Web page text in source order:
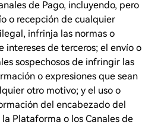
de Pago, incluyendo, pero
o recepción de cualquier
infrinja las normas o
intereses de terceros; el envío o
sospechosos de infringir las
o expresiones que sean
otro motivo; y el uso o
del encabezado del
Plataforma o los Canales de